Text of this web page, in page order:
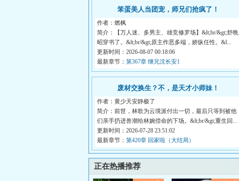
笨蛋美人当团宠，师兄们抢疯了！
作者：燃枫
简介：【万人迷、多男主、雄竞修罗场】&lt;br/&gt;舒晩
昭穿书了。&lt;br/&gt;原主作恶多端，娇纵任性。&l...
更新时间：2026-08-07 00:18:06
最新章节： 第367章 继兄沈长安1
废材交换生？不，是天才小师妹！
作者：黄少天安静极了
简介：前世，林歌为云境派付出一切，最后只等到被他
们亲手扔进兽潮给林婉偿命的下场。&lt;br/&gt;重生回...
更新时间：2026-07-28 23:51:02
最新章节： 第420章 回家啦（大结局）
正在热播推荐